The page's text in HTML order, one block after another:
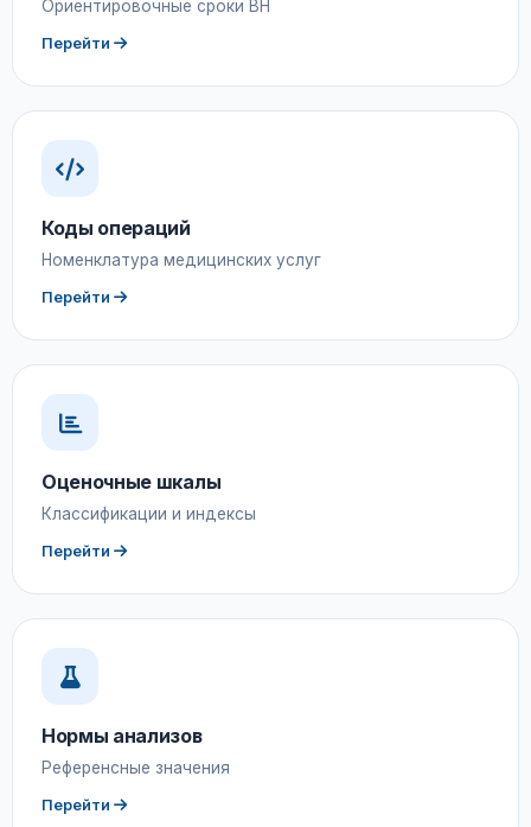
Ориентировочные сроки ВН
Перейти
Коды операций
Номенклатура медицинских услуг
Перейти
Оценочные шкалы
Классификации и индексы
Перейти
Нормы анализов
Референсные значения
Перейти